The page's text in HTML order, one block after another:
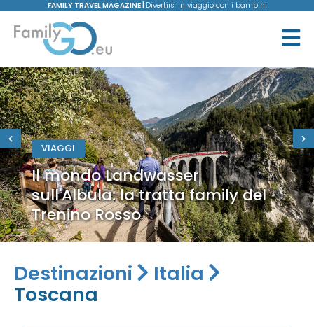
FAMILY TRAVEL MAGAZINE | Divertirsi in viaggio con i bambini
VIAGGI
Il mondo Landwasser
sull'Albula: la tratta family del
Trenino Rosso
Destinazioni
Italia
Toscana